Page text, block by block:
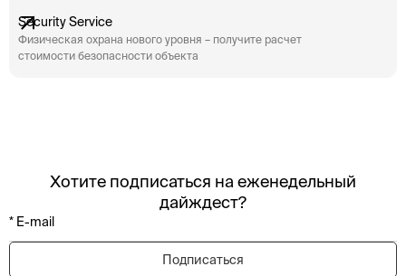
Security Service
Физическая охрана нового уровня – получите расчет
стоимости безопасности объекта
Хотите подписаться на еженедельный
дайждест?